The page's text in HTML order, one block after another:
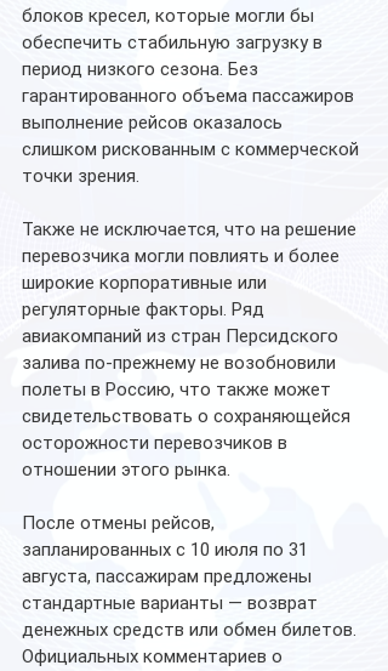
блоков кресел, которые могли бы
обеспечить стабильную загрузку в
период низкого сезона. Без
гарантированного объема пассажиров
выполнение рейсов оказалось
слишком рискованным с коммерческой
точки зрения.
Также не исключается, что на решение
перевозчика могли повлиять и более
широкие корпоративные или
регуляторные факторы. Ряд
авиакомпаний из стран Персидского
залива по-прежнему не возобновили
полеты в Россию, что также может
свидетельствовать о сохраняющейся
осторожности перевозчиков в
отношении этого рынка.
После отмены рейсов,
запланированных с 10 июля по 31
августа, пассажирам предложены
стандартные варианты — возврат
денежных средств или обмен билетов.
Официальных комментариев о